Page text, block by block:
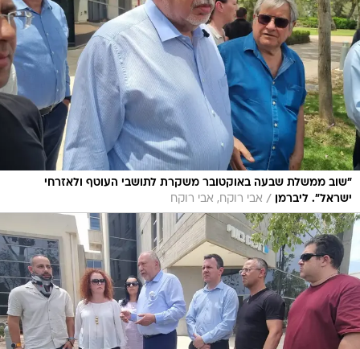
"שוב ממשלת שבעה באוקטובר משקרת לתושבי העוטף ולאזרחי
ישראל". ליברמן
/ אבי רוקח, אבי רוקח